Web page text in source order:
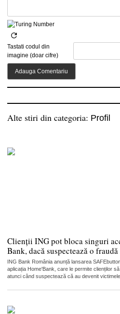
Tastati codul din
imagine (doar cifre)
Alte stiri din categoria: Profil
Clienții ING pot bloca singuri
Bank, dacă suspectează o fraudă
ING Bank România anunță lansarea
aplicația Home'Bank, care le permite clienților
atunci când suspectează că au devenit